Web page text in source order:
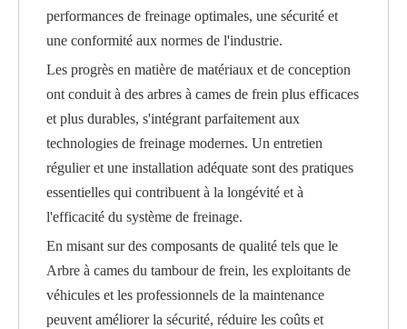
performances de freinage optimales, une sécurité et
une conformité aux normes de l'industrie.
Les progrès en matière de matériaux et de conception
ont conduit à des arbres à cames de frein plus efficaces
et plus durables, s'intégrant parfaitement aux
technologies de freinage modernes. Un entretien
régulier et une installation adéquate sont des pratiques
essentielles qui contribuent à la longévité et à
l'efficacité du système de freinage.
En misant sur des composants de qualité tels que le
Arbre à cames du tambour de frein, les exploitants de
véhicules et les professionnels de la maintenance
peuvent améliorer la sécurité, réduire les coûts et